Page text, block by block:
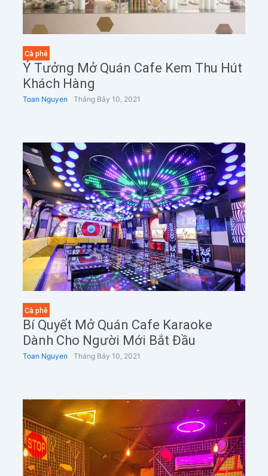
Cà phê
Ý Tưởng Mở Quán Cafe Kem Thu Hút
Khách Hàng
Toan Nguyen Tháng Bảy 10, 2021
Cà phê
Bí Quyết Mở Quán Cafe Karaoke
Dành Cho Người Mới Bắt Đầu
Toan Nguyen Tháng Bảy 10, 2021